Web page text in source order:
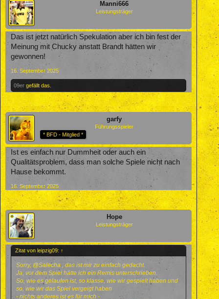
Manni666
Leistungsträger
Das ist jetzt natürlich Spekulation aber ich bin fest der
Meinung mit Chucky anstatt Brandt hätten wir
gewonnen!
16. September 2025
09er gefällt das.
garfy
Führungsspieler
* BFD - Mitglied *
Ist es einfach nur Dummheit oder auch ein
Qualitätsproblem, dass man solche Spiele nicht nach
Hause bekommt.
16. September 2025
Hope
Leistungsträger
Zitat von leipzig09: ↑
Sorry, @Salecha, das ist mir zu einfach gedacht.
Ja, vor dem Spiel hätte ich ein Remis unterschrieben.
So, wie es gelaufen ist, so klasse, wie wir gespielt haben und
so, wie wir das Spiel vergeigt haben
- nichts anderes ist es für mich -